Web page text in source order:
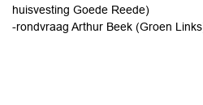
huisvesting Goede Reede)
-rondvraag Arthur Beek (Groen